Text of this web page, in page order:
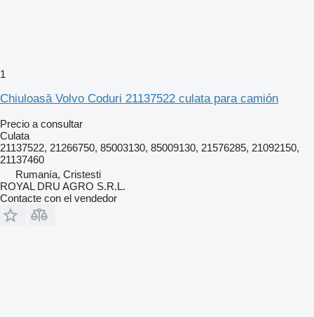
1
Chiuloasă Volvo Coduri 21137522 culata para camión
Precio a consultar
Culata
21137522, 21266750, 85003130, 85009130, 21576285, 21092150,
21137460
Rumanía, Cristesti
ROYAL DRU AGRO S.R.L.
Contacte con el vendedor